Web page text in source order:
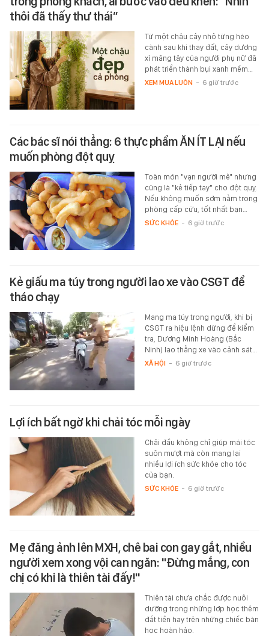
thôi đã thấy thư thái”
Từ một chậu cây nhỏ từng héo
cành sau khi thay đất, cây dương
xỉ măng tây của người phụ nữ đã
phát triển thành bụi xanh mềm…
XEM MUA LUÔN - 6 giờ trước
Các bác sĩ nói thẳng: 6 thực phẩm ĂN ÍT LẠI nếu
muốn phòng đột quỵ
Toàn món "vạn người mê" nhưng
cũng là "kẻ tiếp tay" cho đột quỵ.
Nếu không muốn sớm nằm trong
phòng cấp cứu, tốt nhất bạn…
SỨC KHỎE - 6 giờ trước
Kẻ giấu ma túy trong người lao xe vào CSGT để
tháo chạy
Mang ma túy trong người, khi bị
CSGT ra hiệu lệnh dừng để kiểm
tra, Dương Minh Hoàng (Bắc
Ninh) lao thẳng xe vào cảnh sát…
XÃ HỘI - 6 giờ trước
Lợi ích bất ngờ khi chải tóc mỗi ngày
Chải đầu không chỉ giúp mái tóc
suôn mượt mà còn mang lại
nhiều lợi ích sức khỏe cho tóc
của bạn.
SỨC KHỎE - 6 giờ trước
Mẹ đăng ảnh lên MXH, chê bai con gay gắt, nhiều
người xem xong vội can ngăn: "Đừng mắng, con
chị có khi là thiên tài đấy!"
Thiên tài chưa chắc được nuôi
dưỡng trong những lớp học thêm
đắt tiền hay trên những chiếc bàn
học hoàn hảo.